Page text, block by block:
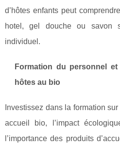
d’hôtes enfants peut
hotel, gel douche ou savon
individuel.
Formation du personnel
hôtes au bio
Investissez dans la formation
accueil bio, l’impact
l’importance des produits